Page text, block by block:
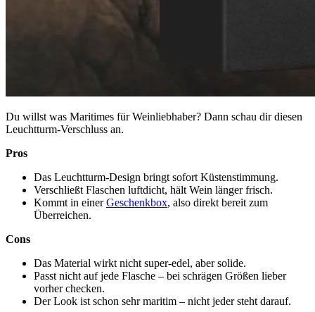
Du willst was Maritimes für Weinliebhaber? Dann schau dir diesen
Leuchtturm-Verschluss an.
Pros
Das Leuchtturm-Design bringt sofort Küstenstimmung.
Verschließt Flaschen luftdicht, hält Wein länger frisch.
Kommt in einerGeschenkbox, also direkt bereit zum
Überreichen.
Cons
Das Material wirkt nicht super-edel, aber solide.
Passt nicht auf jede Flasche – bei schrägen Größen lieber
vorher checken.
Der Look ist schon sehr maritim – nicht jeder steht darauf.